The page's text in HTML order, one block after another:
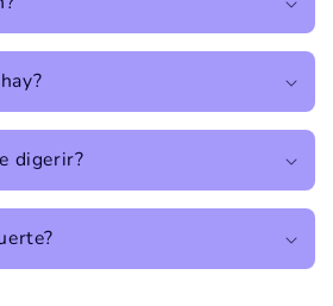
digerir?